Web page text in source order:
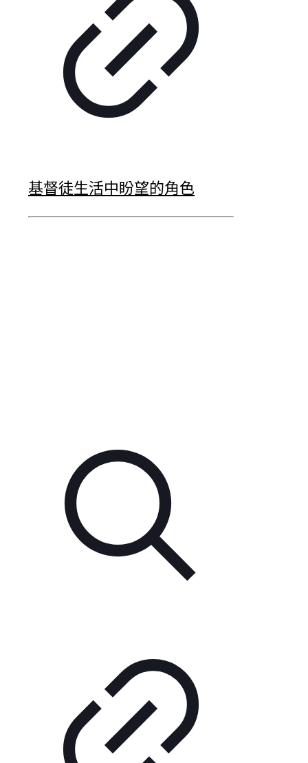
基督徒生活中盼望的角色